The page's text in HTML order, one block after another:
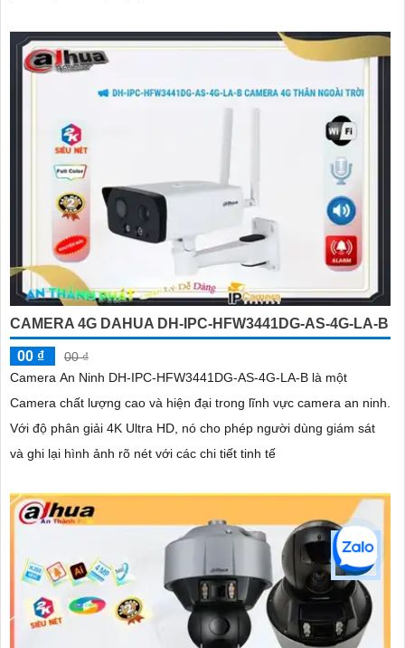
CAMERA 4G DAHUA DH-IPC-HFW3441DG-AS-4G-LA-B
00 ₫
00 ₫
Camera An Ninh DH-IPC-HFW3441DG-AS-4G-LA-B là một
Camera chất lượng cao và hiện đại trong lĩnh vực camera an ninh.
Với độ phân giải 4K Ultra HD, nó cho phép người dùng giám sát
và ghi lại hình ảnh rõ nét với các chi tiết tinh tế